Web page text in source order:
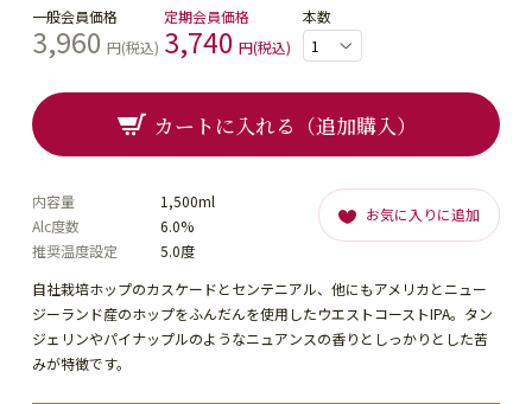
自社栽培ホップのカスケードとセンテニアル、他にもアメリカとニュー
ジーランド産のホップをふんだんを使用したウエストコーストIPA。タン
ジェリンやパイナップルのようなニュアンスの香りとしっかりとした苦
みが特徴です。
一般会員価格
3,960 円(税込)
定期会員価格
3,740 円(税込)
本数
内容量
1,500ml
Alc度数
6.0%
推奨温度設定
5.0度
お気に入りに追加
カートに入れる（追加購入）